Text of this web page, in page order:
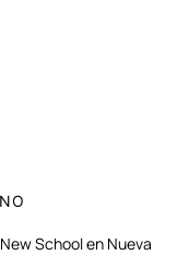
School en Nueva